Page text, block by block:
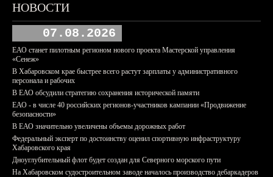
НОВОСТИ
07.08.2026
ЕАО станет пилотным регионом нового проекта Мастерской управления
«Сенеж»
В Хабаровском крае быстрее всего растут зарплаты у административного
персонала и рабочих
В ЕАО обсудили стратегию сохранения исторической памяти
ЕАО - в числе 40 российских регионов-участников кампании «Продвижение
безопасности»
В ЕАО значительно увеличены объемы дорожных работ
Федеральный эксперт по достоинству оценил спортивную инфраструктуру
Хабаровского края
Дноуглубительный флот будет создан для Северного морского пути
На Хабаровском судостроительном заводе началось производство дебаркадеров